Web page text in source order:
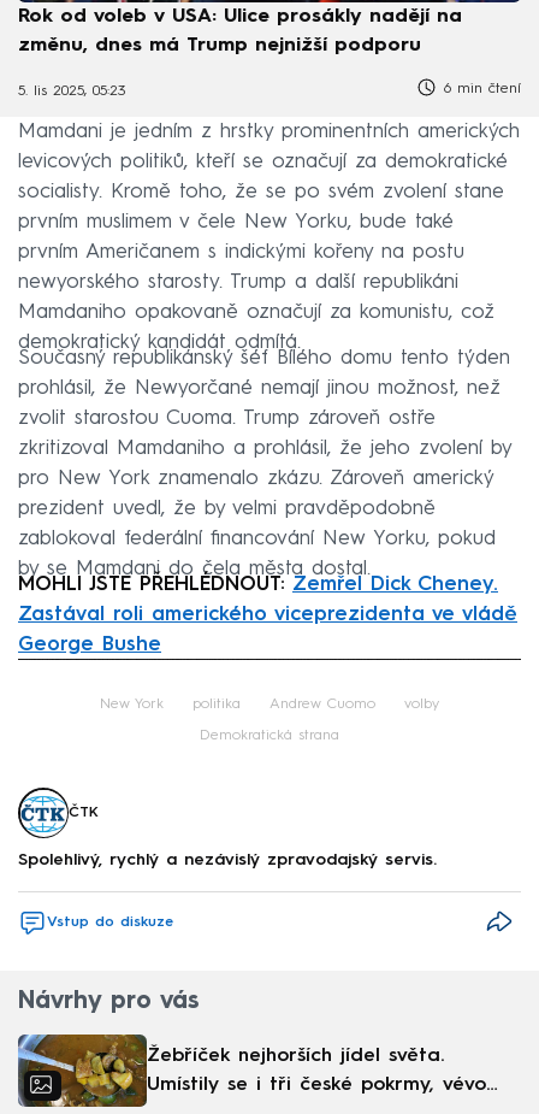
Rok od voleb v USA: Ulice prosákly nadějí na
změnu, dnes má Trump nejnižší podporu
5. lis 2025, 05:23 6 min čtení
Mamdani je jedním z hrstky prominentních amerických
levicových politiků, kteří se označují za demokratické
socialisty. Kromě toho, že se po svém zvolení stane
prvním muslimem v čele New Yorku, bude také
prvním Američanem s indickými kořeny na postu
newyorského starosty. Trump a další republikáni
Mamdaniho opakovaně označují za komunistu, což
demokratický kandidát odmítá.
Současný republikánský šéf Bílého domu tento týden
prohlásil, že Newyorčané nemají jinou možnost, než
zvolit starostou Cuoma. Trump zároveň ostře
zkritizoval Mamdaniho a prohlásil, že jeho zvolení by
pro New York znamenalo zkázu. Zároveň americký
prezident uvedl, že by velmi pravděpodobně
zablokoval federální financování New Yorku, pokud
by se Mamdani do čela města dostal.
MOHLI JSTE PŘEHLÉDNOUT: Zemřel Dick Cheney.
Zastával roli amerického viceprezidenta ve vládě
George Bushe
New York politika Andrew Cuomo volby
Demokratická strana
ČTK
Spolehlivý, rychlý a nezávislý zpravodajský servis.
Vstup do diskuze
Návrhy pro vás
Žebříček nejhorších jídel světa.
Umístily se i tři české pokrmy, vévodí